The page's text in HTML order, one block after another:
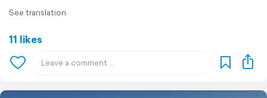
See translation
11 likes